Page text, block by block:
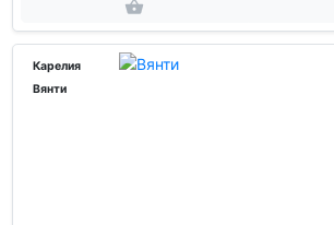
Карелия
Вянти